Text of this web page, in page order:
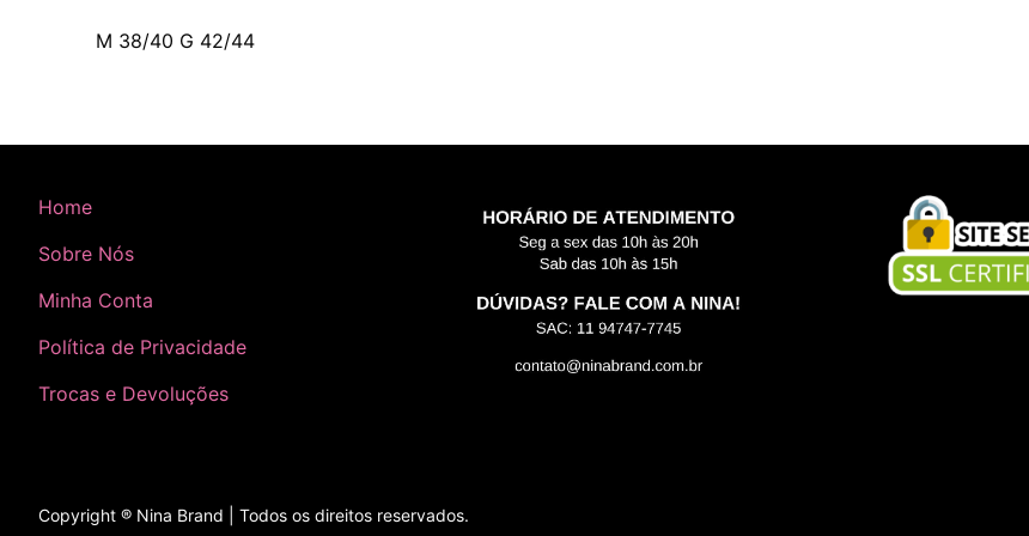
M 38/40 G 42/44
Home
Sobre Nós
Minha Conta
Política de Privacidade
Trocas e Devoluções
Copyright ® Nina Brand | Todos os direitos reservados.